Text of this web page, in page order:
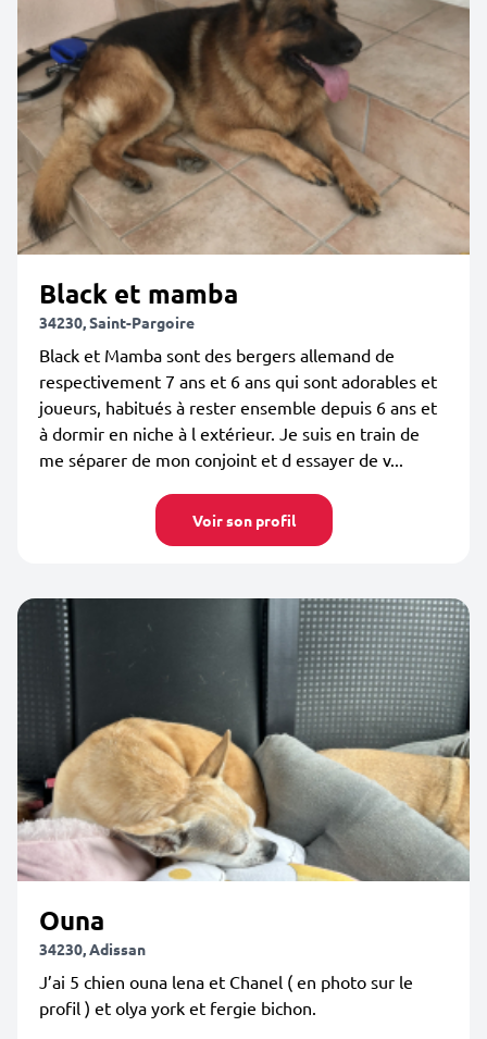
Black et mamba
34230, Saint-Pargoire
Black et Mamba sont des bergers allemand de
respectivement 7 ans et 6 ans qui sont adorables et
joueurs, habitués à rester ensemble depuis 6 ans et
à dormir en niche à l extérieur. Je suis en train de
me séparer de mon conjoint et d essayer de v...
Voir son profil
Ouna
34230, Adissan
J’ai 5 chien ouna lena et Chanel ( en photo sur le
profil ) et olya york et fergie bichon.